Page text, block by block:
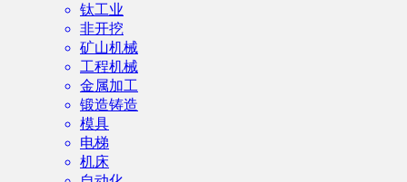
钛工业
非开挖
矿山机械
工程机械
金属加工
锻造铸造
模具
电梯
机床